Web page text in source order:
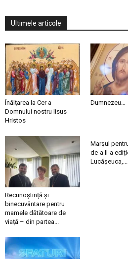
Ultimele articole
Înălțarea la Cer a
Domnului nostru Iisus
Hristos
Dumnezeu…
Recunoștință și
binecuvântare pentru
mamele dătătoare de
viață – din partea...
Marșul
de-a II-a
Lucășeuca,...